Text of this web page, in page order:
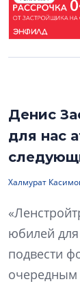
Денис
для нас
Халмурат
юбилей
подвести
очередным